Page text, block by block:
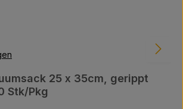
25 x 35cm, gerippt
Stk/Pkg